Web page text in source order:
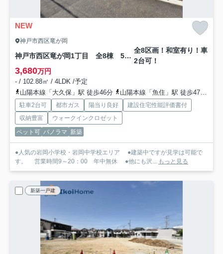
NEW
神戸市西区竜が岡
神戸市西区竜が岡1丁目 全8棟 5号棟 新築戸建
全8区画！和室有り！車
2台可！
3,680万円
- / 102.88㎡ / 4LDK /予定
山陽本線「大久保」駅 徒歩46分
山陽本線「魚住」駅 徒歩47分
駐車2台可 都市ガス 陽当り良好
建設住宅性能評価書付
収納豊富
ウォークインクロゼット
ペット可 パノラマ 新築
●人気の岩岡小学校・岩岡中学校エリア ●建築中ですが見学は可能で
す。 営業時間9～20：00 年中無休 ●他にも沢... もっと見る
新築一戸建